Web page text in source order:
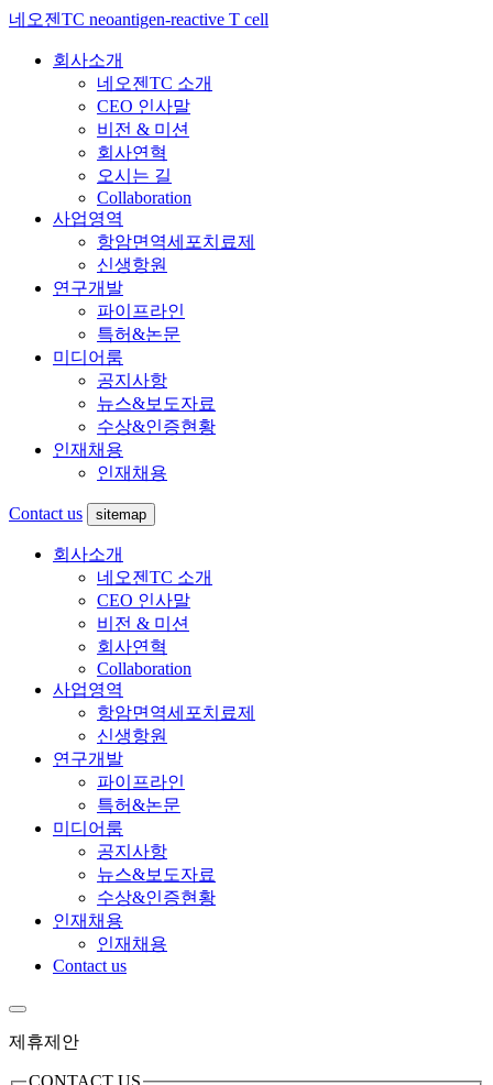
네오젠TC neoantigen-reactive T cell
회사소개
네오젠TC 소개
CEO 인사말
비전 & 미션
회사연혁
오시는 길
Collaboration
사업영역
항암면역세포치료제
신생항원
연구개발
파이프라인
특허&논문
미디어룸
공지사항
뉴스&보도자료
수상&인증현황
인재채용
인재채용
Contact us sitemap
회사소개
네오젠TC 소개
CEO 인사말
비전 & 미션
회사연혁
Collaboration
사업영역
항암면역세포치료제
신생항원
연구개발
파이프라인
특허&논문
미디어룸
공지사항
뉴스&보도자료
수상&인증현황
인재채용
인재채용
Contact us
제휴제안
CONTACT US